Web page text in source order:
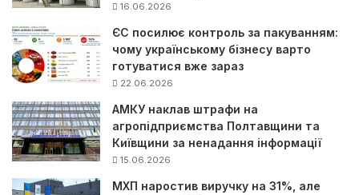
16.06.2026
ЄС посилює контроль за пакуванням:
чому українському бізнесу варто
готуватися вже зараз
22.06.2026
АМКУ наклав штрафи на
агропідприємства Полтавщини та
Київщини за ненадання інформації
15.06.2026
МХП наростив виручку на 31%, але